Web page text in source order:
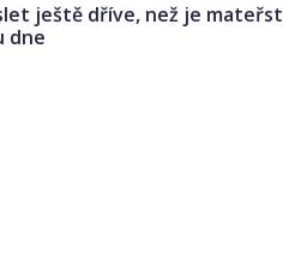
ještě dříve, než je
dne